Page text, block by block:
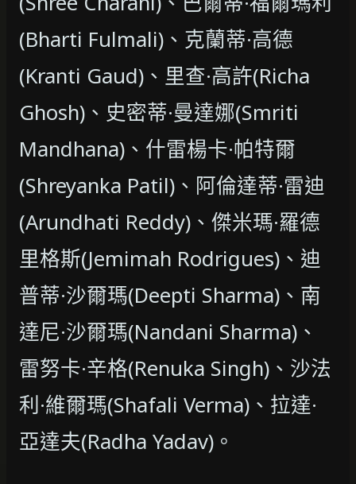
(Bharti Fulmali)、克蘭蒂·高德
(Kranti Gaud)、里查·高許(Richa
Ghosh)、史密蒂·曼達娜(Smriti
Mandhana)、什雷楊卡·帕特爾
(Shreyanka Patil)、阿倫達蒂·雷迪
(Arundhati Reddy)、傑米瑪·羅德
里格斯(Jemimah Rodrigues)、迪
普蒂·沙爾瑪(Deepti Sharma)、南
達尼·沙爾瑪(Nandani Sharma)、
雷努卡·辛格(Renuka Singh)、沙法
利·維爾瑪(Shafali Verma)、拉達·
亞達夫(Radha Yadav)。